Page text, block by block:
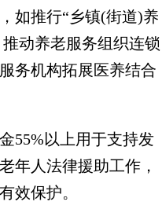
如推行“乡镇(街道)养
动养老服务组织连锁
务机构拓展医养结合
55%以上用于支持发
年人法律援助工作，
效保护。